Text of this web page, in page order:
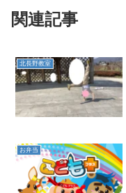
関連記事
北長野教室
お弁当